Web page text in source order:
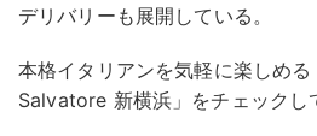
デリバリーも展開している。
本格イタリアンを気軽に楽しめ
Salvatore 新横浜」をチェックし